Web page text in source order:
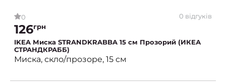
0 0 відгуків
126грн
IKEA Миска STRANDKRABBA 15 см Прозорий (ИКЕА
СТРАНДКРАББ)
Миска, скло/прозоре, 15 см